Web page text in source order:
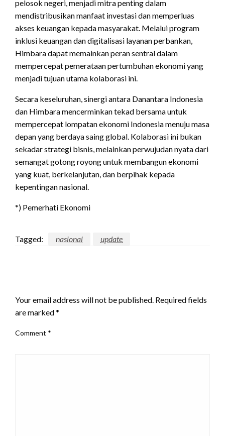
pelosok negeri, menjadi mitra penting dalam
mendistribusikan manfaat investasi dan memperluas
akses keuangan kepada masyarakat. Melalui program
inklusi keuangan dan digitalisasi layanan perbankan,
Himbara dapat memainkan peran sentral dalam
mempercepat pemerataan pertumbuhan ekonomi yang
menjadi tujuan utama kolaborasi ini.
Secara keseluruhan, sinergi antara Danantara Indonesia
dan Himbara mencerminkan tekad bersama untuk
mempercepat lompatan ekonomi Indonesia menuju masa
depan yang berdaya saing global. Kolaborasi ini bukan
sekadar strategi bisnis, melainkan perwujudan nyata dari
semangat gotong royong untuk membangun ekonomi
yang kuat, berkelanjutan, dan berpihak kepada
kepentingan nasional.
*) Pemerhati Ekonomi
Tagged: nasional update
Your email address will not be published. Required fields
are marked*
Comment *